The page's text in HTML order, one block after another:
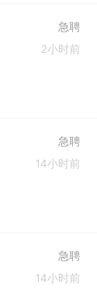
急聘
2小时前
急聘
14小时前
急聘
14小时前